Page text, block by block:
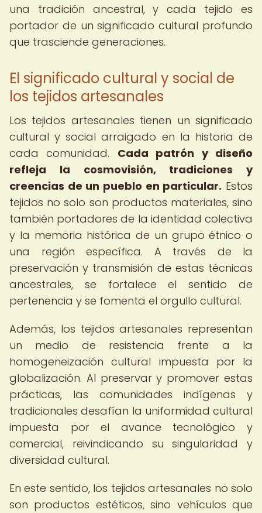
una tradición ancestral, y cada tejido es
portador de un significado cultural profundo
que trasciende generaciones.
El significado cultural y social de
los tejidos artesanales
Los tejidos artesanales tienen un significado
cultural y social arraigado en la historia de
cada comunidad. Cada patrón y diseño
refleja la cosmovisión, tradiciones y
creencias de un pueblo en particular. Estos
tejidos no solo son productos materiales, sino
también portadores de la identidad colectiva
y la memoria histórica de un grupo étnico o
una región específica. A través de la
preservación y transmisión de estas técnicas
ancestrales, se fortalece el sentido de
pertenencia y se fomenta el orgullo cultural.
Además, los tejidos artesanales representan
un medio de resistencia frente a la
homogeneización cultural impuesta por la
globalización. Al preservar y promover estas
prácticas, las comunidades indígenas y
tradicionales desafían la uniformidad cultural
impuesta por el avance tecnológico y
comercial, reivindicando su singularidad y
diversidad cultural.
En este sentido, los tejidos artesanales no solo
son productos estéticos, sino vehículos que